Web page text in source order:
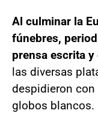
Al culminar la
fúnebres,
prensa escrita y
las diversas
despidieron
globos blancos.